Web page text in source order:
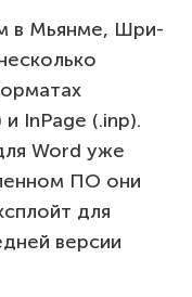
в Мьянме, Шри-
InPage (.inp).
Word уже
ПО они
для
версии